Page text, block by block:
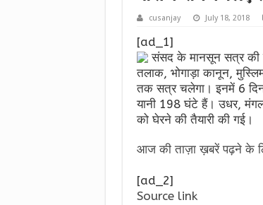
cusanjay July 18, 2018
[ad_1]
संसद के मानसून सत्र की
तलाक, भोगाड़ा कानून,
तक सत्र चलेगा। इनमें 6
यानी 198 घंटे हैं। उधर,
को घेरने की तैयारी की गई।
आज की ताज़ा ख़बरें पढ़ने के
[ad_2]
Source link